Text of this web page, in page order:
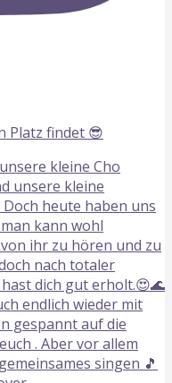
Platz findet 😎
kleine Cho